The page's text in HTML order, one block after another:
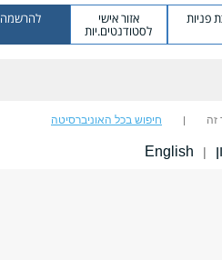
פניות אזור אישי
לסטודנטים.יות
להרשמה
זה חיפוש בכל האוניברסיטה
|
English